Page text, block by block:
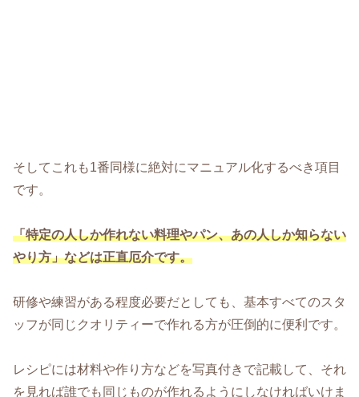
そしてこれも1番同様に絶対にマニュアル化するべき項目
です。
「特定の人しか作れない料理やパン、あの人しか知らない
やり方」などは正直厄介です。
研修や練習がある程度必要だとしても、基本すべてのスタ
ッフが同じクオリティーで作れる方が圧倒的に便利です。
レシピには材料や作り方などを写真付きで記載して、それ
を見れば誰でも同じものが作れるようにしなければいけま